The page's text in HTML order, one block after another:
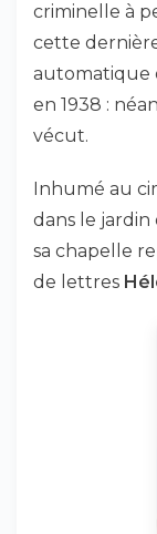
criminelle à
cette
automatique
en 1938 :
vécut.
Inhumé au
dans le jardin
sa chapelle
de lettres